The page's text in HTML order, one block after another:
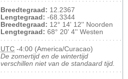
Breedtegraad: 12.2367
Lengtegraad: -68.3344
Breedtegraad: 12° 14' 12'' Noorden
Lengtegraad: 68° 20' 4'' Westen
UTC -4:00 (America/Curacao)
De zomertijd en de wintertijd
verschillen niet van de standaard tijd.